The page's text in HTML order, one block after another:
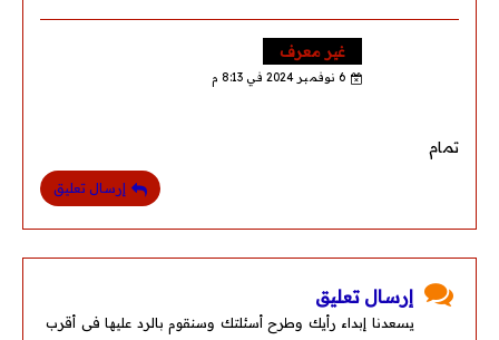
غير معرف
6 نوفمبر 2024 في 8:13 م
تمام
إرسال تعليق
إرسال تعليق
يسعدنا إبداء رأيك وطرح أسئلتك وسنقوم بالرد عليها فى أقرب